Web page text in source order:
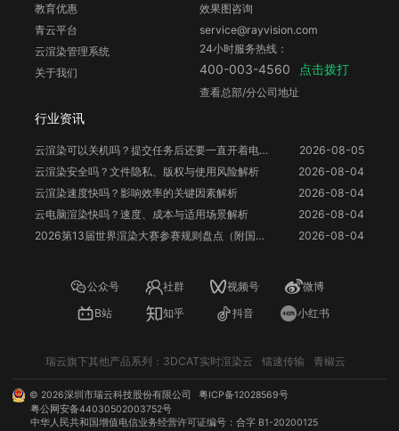
教育优惠
青云平台
云渲染管理系统
关于我们
行业资讯
云渲染可以关机吗？提交任务后还要一直开着电脑吗？
2026-08-05
云渲染安全吗？文件隐私、版权与使用风险解析
2026-08-04
云渲染速度快吗？影响效率的关键因素解析
2026-08-04
云电脑渲染快吗？速度、成本与适用场景解析
2026-08-04
2026第13届世界渲染大赛参赛规则盘点（附国人参赛福利）
2026-08-04
效果图咨询
service@rayvision.com
24小时服务热线：
400-003-4560 点击拨打
查看总部/分公司地址
公众号 社群 视频号
微博
B站
知乎 抖音 小红书
瑞云旗下其他产品系列： 3DCAT实时渲染云 镭速传输 青椒云
© 2026深圳市瑞云科技股份有限公司
粤ICP备12028569号
粤公网安备44030502003752号
中华人民共和国增值电信业务经营许可证编号：合字 B1-20200125